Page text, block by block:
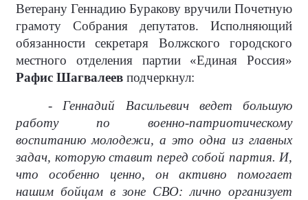
Ветерану Геннадию Буракову вручили Почетную
грамоту Собрания депутатов. Исполняющий
обязанности секретаря Волжского городского
местного отделения партии «Единая Россия»
Рафис Шагвалеев подчеркнул:
- Геннадий Васильевич ведет большую
работу по военно-патриотическому
воспитанию молодежи, а это одна из главных
задач, которую ставит перед собой партия. И,
что особенно ценно, он активно помогает
нашим бойцам в зоне СВО: лично организует